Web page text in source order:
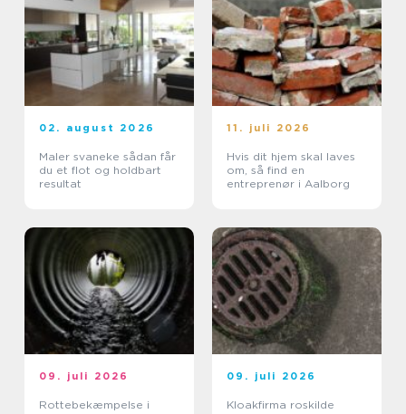
02. august 2026
Maler svaneke sådan får
du et flot og holdbart
resultat
11. juli 2026
Hvis dit hjem skal laves
om, så find en
entreprenør i Aalborg
09. juli 2026
Rottebekæmpelse i
09. juli 2026
Kloakfirma roskilde